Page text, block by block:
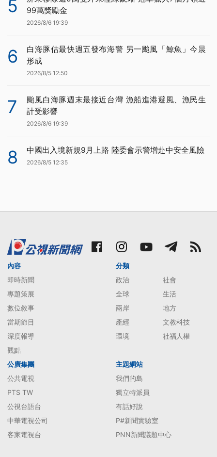
5
99萬獎勵金
2026/8/6 19:39
6
白海豚估最快週五發布海警 另一颱風「鯨魚」今晨
形成
2026/8/5 12:50
7
颱風白海豚週末最接近台灣 漁船進港避風、漁民生
計受影響
2026/8/6 19:39
8 中國出入境新規9月上路 陸委會示警增赴中安全風險
2026/8/5 12:35
內容
即時新聞
專題策展
數位敘事
當期節目
深度報導
觀點
分類
政治
社會
全球
生活
兩岸
地方
產經
文教科技
環境
社福人權
公廣集團
公共電視
PTS TW
公視台語台
中華電視公司
客家電視台
主題網站
我們的島
獨立特派員
有話好說
P#新聞實驗室
PNN新聞議題中心